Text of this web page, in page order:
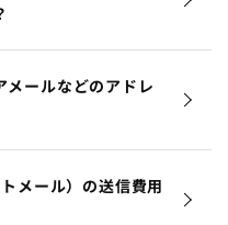
メールなどのアドレ
メール）の送信費用